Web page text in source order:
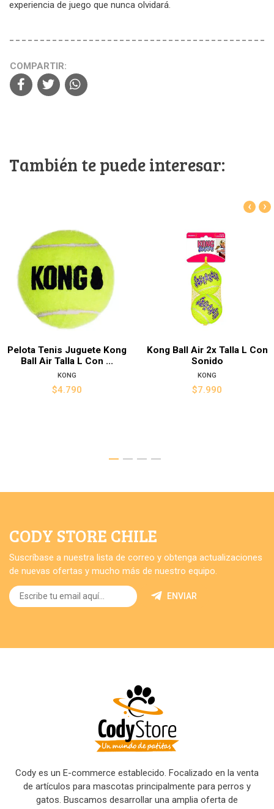
experiencia de juego que nunca olvidará.
COMPARTIR:
También te puede interesar:
Pelota Tenis Juguete Kong
Ball Air Talla L Con ...
KONG
$4.790
Kong Ball Air 2x Talla L Con
Sonido
KONG
$7.990
‹ ›
CODY STORE CHILE
Suscríbase a nuestra lista de correo y obtenga actualizaciones
de nuevas ofertas y mucho más de nuestro equipo.
ENVIAR
Cody es un E-commerce establecido. Focalizado en la venta
de artículos para mascotas principalmente para perros y
gatos. Buscamos desarrollar una amplia oferta de